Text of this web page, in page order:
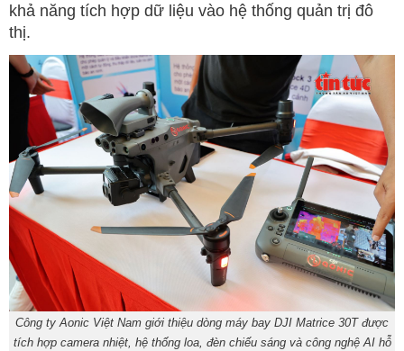
khả năng tích hợp dữ liệu vào hệ thống quản trị đô
thị.
Công ty Aonic Việt Nam giới thiệu dòng máy bay DJI Matrice 30T được
tích hợp camera nhiệt, hệ thống loa, đèn chiếu sáng và công nghệ AI hỗ